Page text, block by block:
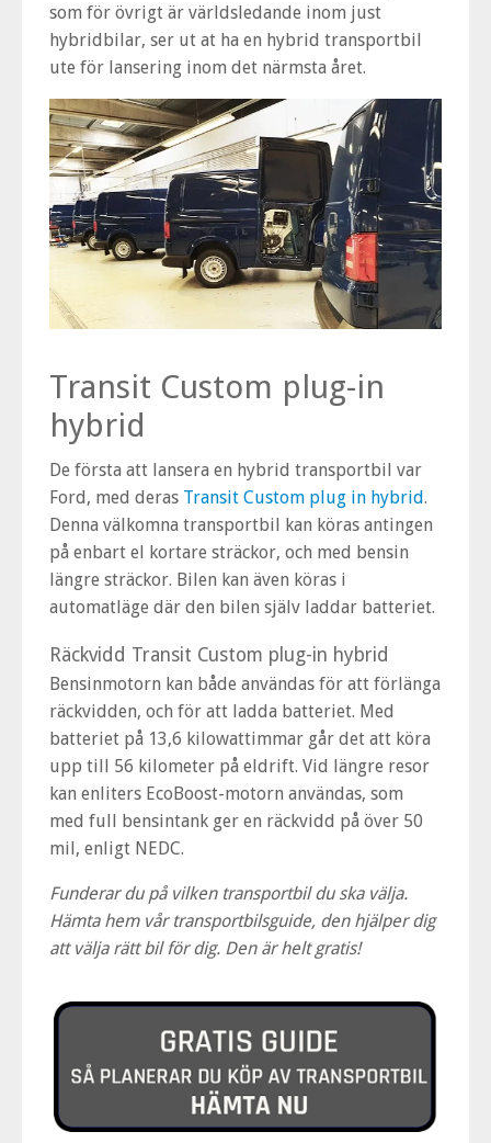
som för övrigt är världsledande inom just
hybridbilar, ser ut at ha en hybrid transportbil
ute för lansering inom det närmsta året.
Transit Custom plug-in
hybrid
De första att lansera en hybrid transportbil var
Ford, med deras Transit Custom plug in hybrid.
Denna välkomna transportbil kan köras antingen
på enbart el kortare sträckor, och med bensin
längre sträckor. Bilen kan även köras i
automatläge där den bilen själv laddar batteriet.
Räckvidd Transit Custom plug-in hybrid
Bensinmotorn kan både användas för att förlänga
räckvidden, och för att ladda batteriet. Med
batteriet på 13,6 kilowattimmar går det att köra
upp till 56 kilometer på eldrift. Vid längre resor
kan enliters EcoBoost-motorn användas, som
med full bensintank ger en räckvidd på över 50
mil, enligt NEDC.
Funderar du på vilken transportbil du ska välja.
Hämta hem vår transportbilsguide, den hjälper dig
att välja rätt bil för dig. Den är helt gratis!